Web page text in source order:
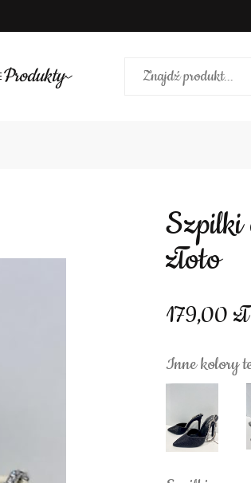
Produkty
Szpilki do szpica odkryty tył łańcuszek
złoto
179,00
Inne kolory